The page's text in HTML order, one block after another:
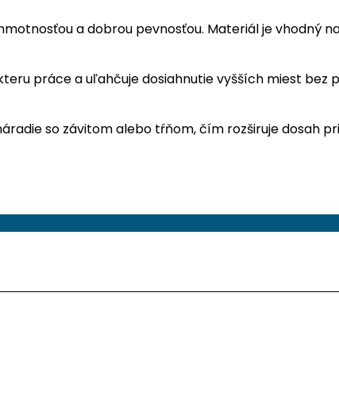
a dobrou pevnosťou. Materiál je vhodný
práce a uľahčuje dosiahnutie vyšších miest bez
so závitom alebo tŕňom, čím rozširuje dosah